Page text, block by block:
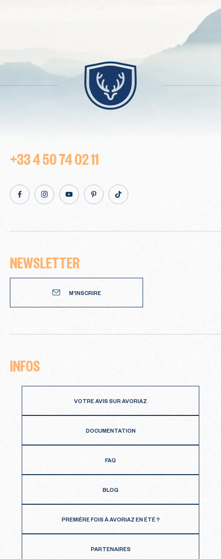
INFOS
VOTRE AVIS SUR AVORIAZ
DOCUMENTATION
FAQ
BLOG
PREMIÈRE FOIS À AVORIAZ EN ÉTÉ ?
PARTENAIRES
+33 4 50 74 02 11
FacebookInstagramYoutubePinterestTikTok
NEWSLETTER
M'INSCRIRE